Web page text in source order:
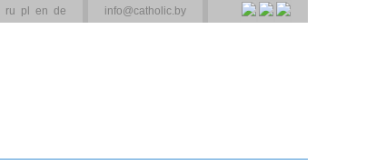
ru pl en de info@catholic.by